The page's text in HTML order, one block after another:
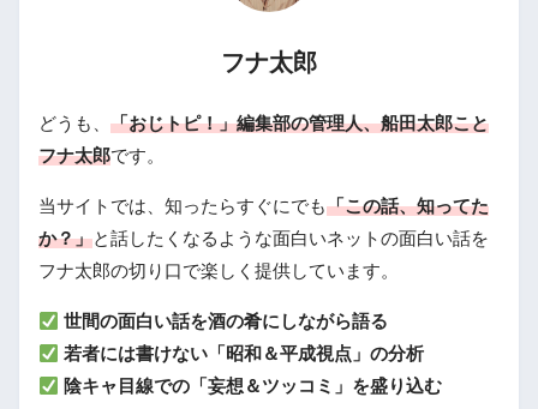
フナ太郎
どうも、 「おじトピ！」編集部の管理人、船田太郎こと
フナ太郎です。
当サイトでは、知ったらすぐにでも「この話、知ってた
か？」と話したくなるような面白いネットの面白い話を
フナ太郎の切り口で楽しく提供しています。
世間の面白い話を酒の肴にしながら語る
若者には書けない「昭和＆平成視点」の分析
陰キャ目線での「妄想＆ツッコミ」を盛り込む